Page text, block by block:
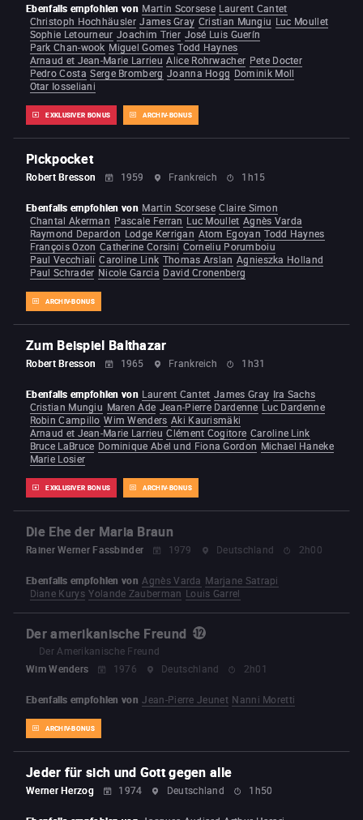
EXKLUSIVER BONUS ARCHIV-BONUS
Ebenfalls empfohlen von Martin Scorsese Laurent Cantet
Christoph Hochhäusler James Gray Cristian Mungiu Luc Moullet
Sophie Letourneur Joachim Trier José Luis Guerín
Park Chan-wook Miguel Gomes Todd Haynes
Arnaud et Jean-Marie Larrieu Alice Rohrwacher Pete Docter
Pedro Costa Serge Bromberg Joanna Hogg Dominik Moll
Otar Iosseliani
Pickpocket
Robert Bresson 1959 Frankreich 1h15
ARCHIV-BONUS
Ebenfalls empfohlen von Martin Scorsese Claire Simon
Chantal Akerman Pascale Ferran Luc Moullet Agnès Varda
Raymond Depardon Lodge Kerrigan Atom Egoyan Todd Haynes
François Ozon Catherine Corsini Corneliu Porumboiu
Paul Vecchiali Caroline Link Thomas Arslan Agnieszka Holland
Paul Schrader Nicole Garcia David Cronenberg
Zum Beispiel Balthazar
Robert Bresson 1965 Frankreich 1h31
EXKLUSIVER BONUS ARCHIV-BONUS
Ebenfalls empfohlen von Laurent Cantet James Gray Ira Sachs
Cristian Mungiu Maren Ade Jean-Pierre Dardenne Luc Dardenne
Robin Campillo Wim Wenders Aki Kaurismäki
Arnaud et Jean-Marie Larrieu Clément Cogitore Caroline Link
Bruce LaBruce Dominique Abel und Fiona Gordon Michael Haneke
Marie Losier
Die Ehe der Maria Braun
Rainer Werner Fassbinder 1979 Deutschland 2h00
Ebenfalls empfohlen von Agnès Varda Marjane Satrapi
Diane Kurys Yolande Zauberman Louis Garrel
Der amerikanische Freund
Der Amerikanische Freund
Wim Wenders
1976 Deutschland 2h01
ARCHIV-BONUS
Ebenfalls empfohlen von Jean-Pierre Jeunet Nanni Moretti
Jeder für sich und Gott gegen alle
Werner Herzog 1974 Deutschland 1h50